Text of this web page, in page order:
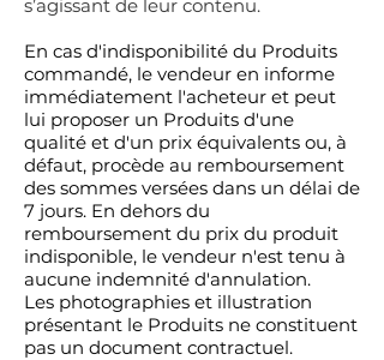
s’agissant de leur contenu.
En cas d'indisponibilité du Produits
commandé, le vendeur en informe
immédiatement l'acheteur et peut
lui proposer un Produits d'une
qualité et d'un prix équivalents ou, à
défaut, procède au remboursement
des sommes versées dans un délai de
7 jours. En dehors du
remboursement du prix du produit
indisponible, le vendeur n'est tenu à
aucune indemnité d'annulation.
Les photographies et illustration
présentant le Produits ne constituent
pas un document contractuel.